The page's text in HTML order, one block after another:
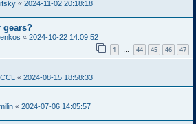
« 2024-11-02 20:18:18
gears?
« 2024-10-22 14:09:52
1 … 44 45 46 47
« 2024-08-15 18:58:33
« 2024-07-06 14:05:57